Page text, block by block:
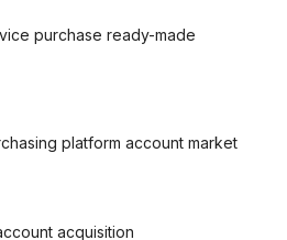
purchase ready-made
platform account market
acquisition